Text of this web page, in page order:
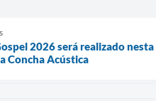
2026 será realizado
Concha Acústica